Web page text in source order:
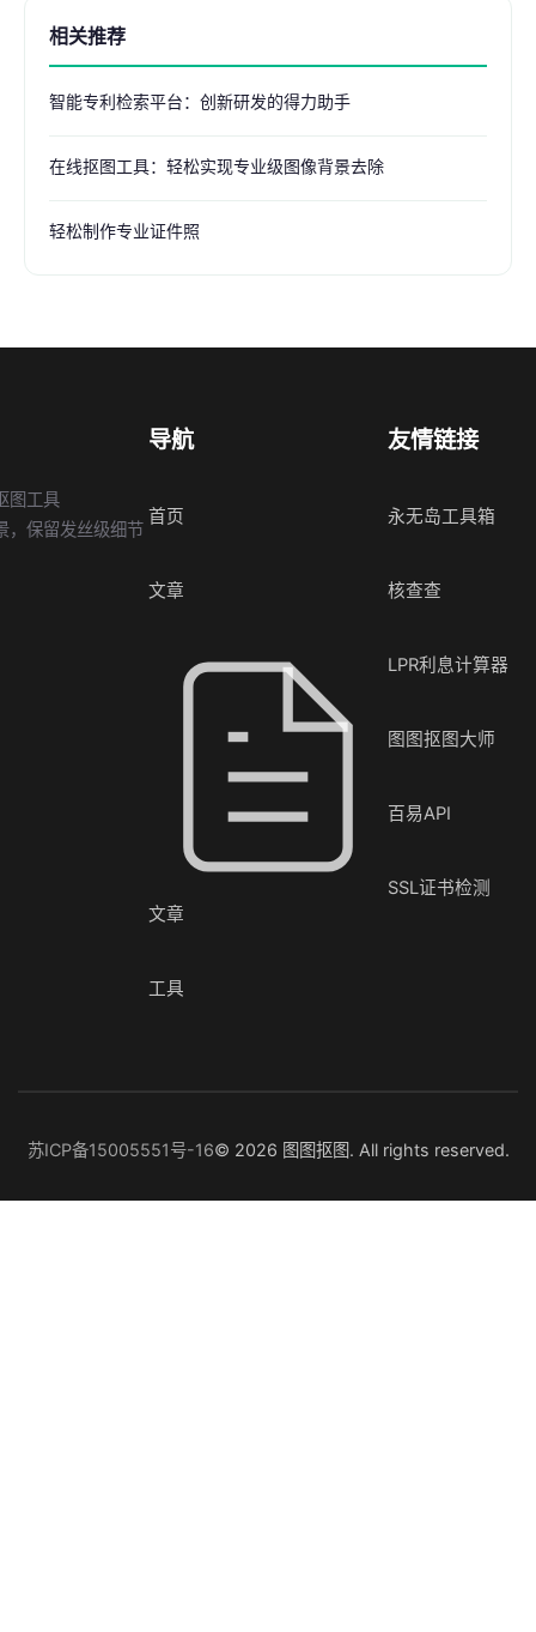
相关推荐
智能专利检索平台：创新研发的得力助手
在线抠图工具：轻松实现专业级图像背景去除
轻松制作专业证件照
图工具
，保留发丝级细节
导航
首页
文章
文章
工具
友情链接
永无岛工具箱
核查查
LPR利息计算器
图图抠图大师
百易API
SSL证书检测
苏ICP备15005551号-16© 2026 图图抠图. All rights reserved.